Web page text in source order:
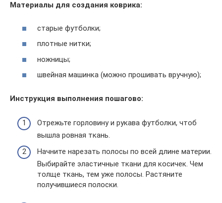
Материалы для создания коврика:
старые футболки;
плотные нитки;
ножницы;
швейная машинка (можно прошивать вручную);
Инструкция выполнения пошагово:
Отрежьте горловину и рукава футболки, чтоб
вышла ровная ткань.
Начните нарезать полосы по всей длине материи.
Выбирайте эластичные ткани для косичек. Чем
толще ткань, тем уже полосы. Растяните
получившиеся полоски.